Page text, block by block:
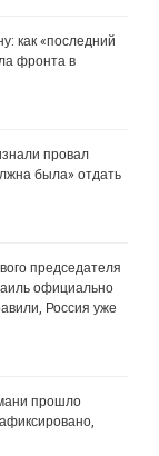
как «последний
фронта в
провал
была» отдать
председателя
официально
Россия уже
прошло